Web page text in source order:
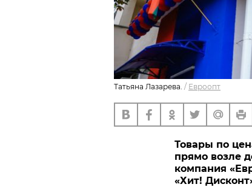
Татьяна Лазарева. / Евроопт
Товары по
прямо возле
компания
«Хит!